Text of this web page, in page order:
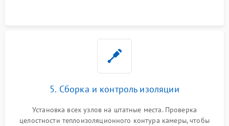
5. Сборка и контроль изоляции
Установка всех узлов на штатные места. Проверка
целостности теплоизоляционного контура камеры, чтобы